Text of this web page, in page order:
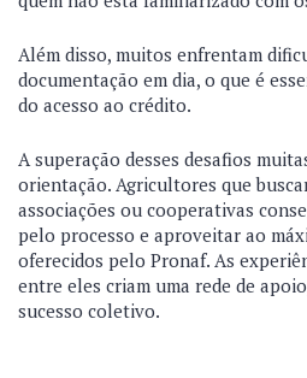
Além disso, muitos enfrentam
documentação em dia, o que é
do acesso ao crédito.
A superação desses desafios
orientação. Agricultores que
associações ou cooperativas
pelo processo e aproveitar ao
oferecidos pelo Pronaf. As
entre eles criam uma rede de
sucesso coletivo.